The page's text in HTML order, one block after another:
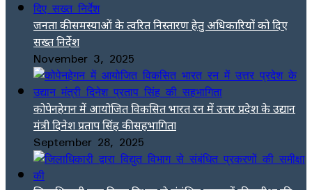
जनता की समस्याओं के त्वरित निस्तारण हेतु अधिकारियों को दिए
सख्त निर्देश
November 3, 2025
कोपेनहेगन में आयोजित विकसित भारत रन में उत्तर प्रदेश के उद्यान
मंत्री दिनेश प्रताप सिंह की सहभागिता
September 28, 2025